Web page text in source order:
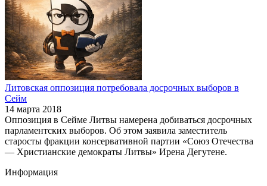
Литовская оппозиция потребовала досрочных выборов в
Сейм
14 марта 2018
Оппозиция в Сейме Литвы намерена добиваться досрочных
парламентских выборов. Об этом заявила заместитель
старосты фракции консервативной партии «Союз Отечества
— Христианские демократы Литвы» Ирена Дегутене.
Информация